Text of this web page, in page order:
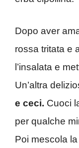
Dopo aver
rossa tritata e
l’insalata e
Un’altra
e ceci. Cuoci
per qualche
Poi mescola